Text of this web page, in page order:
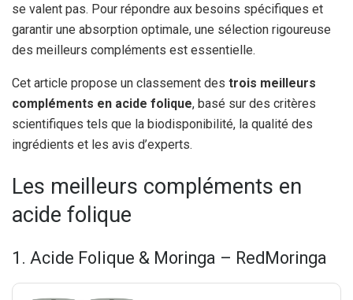
se valent pas. Pour répondre aux besoins spécifiques et
garantir une absorption optimale, une sélection rigoureuse
des meilleurs compléments est essentielle.
Cet article propose un classement des trois meilleurs
compléments en acide folique, basé sur des critères
scientifiques tels que la biodisponibilité, la qualité des
ingrédients et les avis d’experts.
Les meilleurs compléments en
acide folique
1. Acide Folique & Moringa – RedMoringa